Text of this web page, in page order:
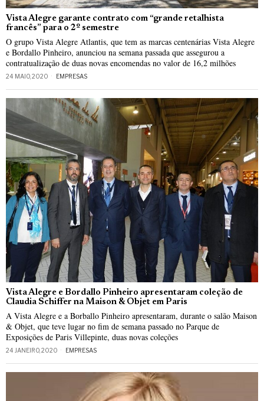
Vista Alegre garante contrato com “grande retalhista
francês” para o 2º semestre
O grupo Vista Alegre Atlantis, que tem as marcas centenárias Vista Alegre
e Bordallo Pinheiro, anunciou na semana passada que assegurou a
contratualização de duas novas encomendas no valor de 16,2 milhões
24 MAIO, 2020 EMPRESAS
Vista Alegre e Bordallo Pinheiro apresentaram coleção de
Claudia Schiffer na Maison & Objet em Paris
A Vista Alegre e a Borballo Pinheiro apresentaram, durante o salão Maison
& Objet, que teve lugar no fim de semana passado no Parque de
Exposições de Paris Villepinte, duas novas coleções
24 JANEIRO, 2020 EMPRESAS